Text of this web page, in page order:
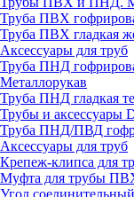
Труба ПВХ
Труба ПВХ гладкая
Аксессуары для труб
Труба ПНД
Металлорукав
Труба ПНД гладкая
Трубы и аксессуары
Труба ПНД/ПВД
Аксессуары для труб
Крепеж-клипса для
Муфта для трубы
Угол